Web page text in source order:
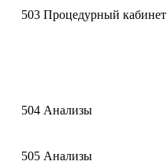
503 Процедурный кабинет
504 Анализы
505 Анализы